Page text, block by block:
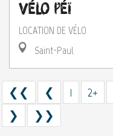
Vélo Péï
LOCATION DE VÉLO
Saint-Paul
❮❮ ❮ 1 2+
❯
❯❯